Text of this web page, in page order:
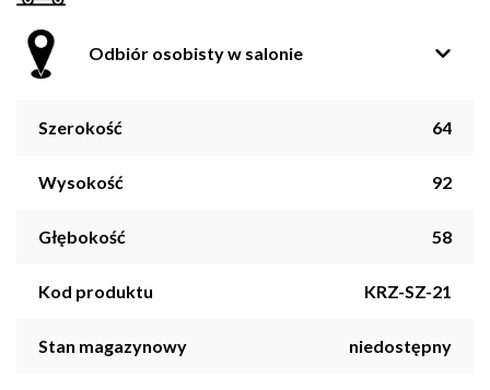
Odbiór osobisty w salonie
Szerokość 64
Wysokość 92
Głębokość 58
Kod produktu KRZ-SZ-21
Stan magazynowy niedostępny